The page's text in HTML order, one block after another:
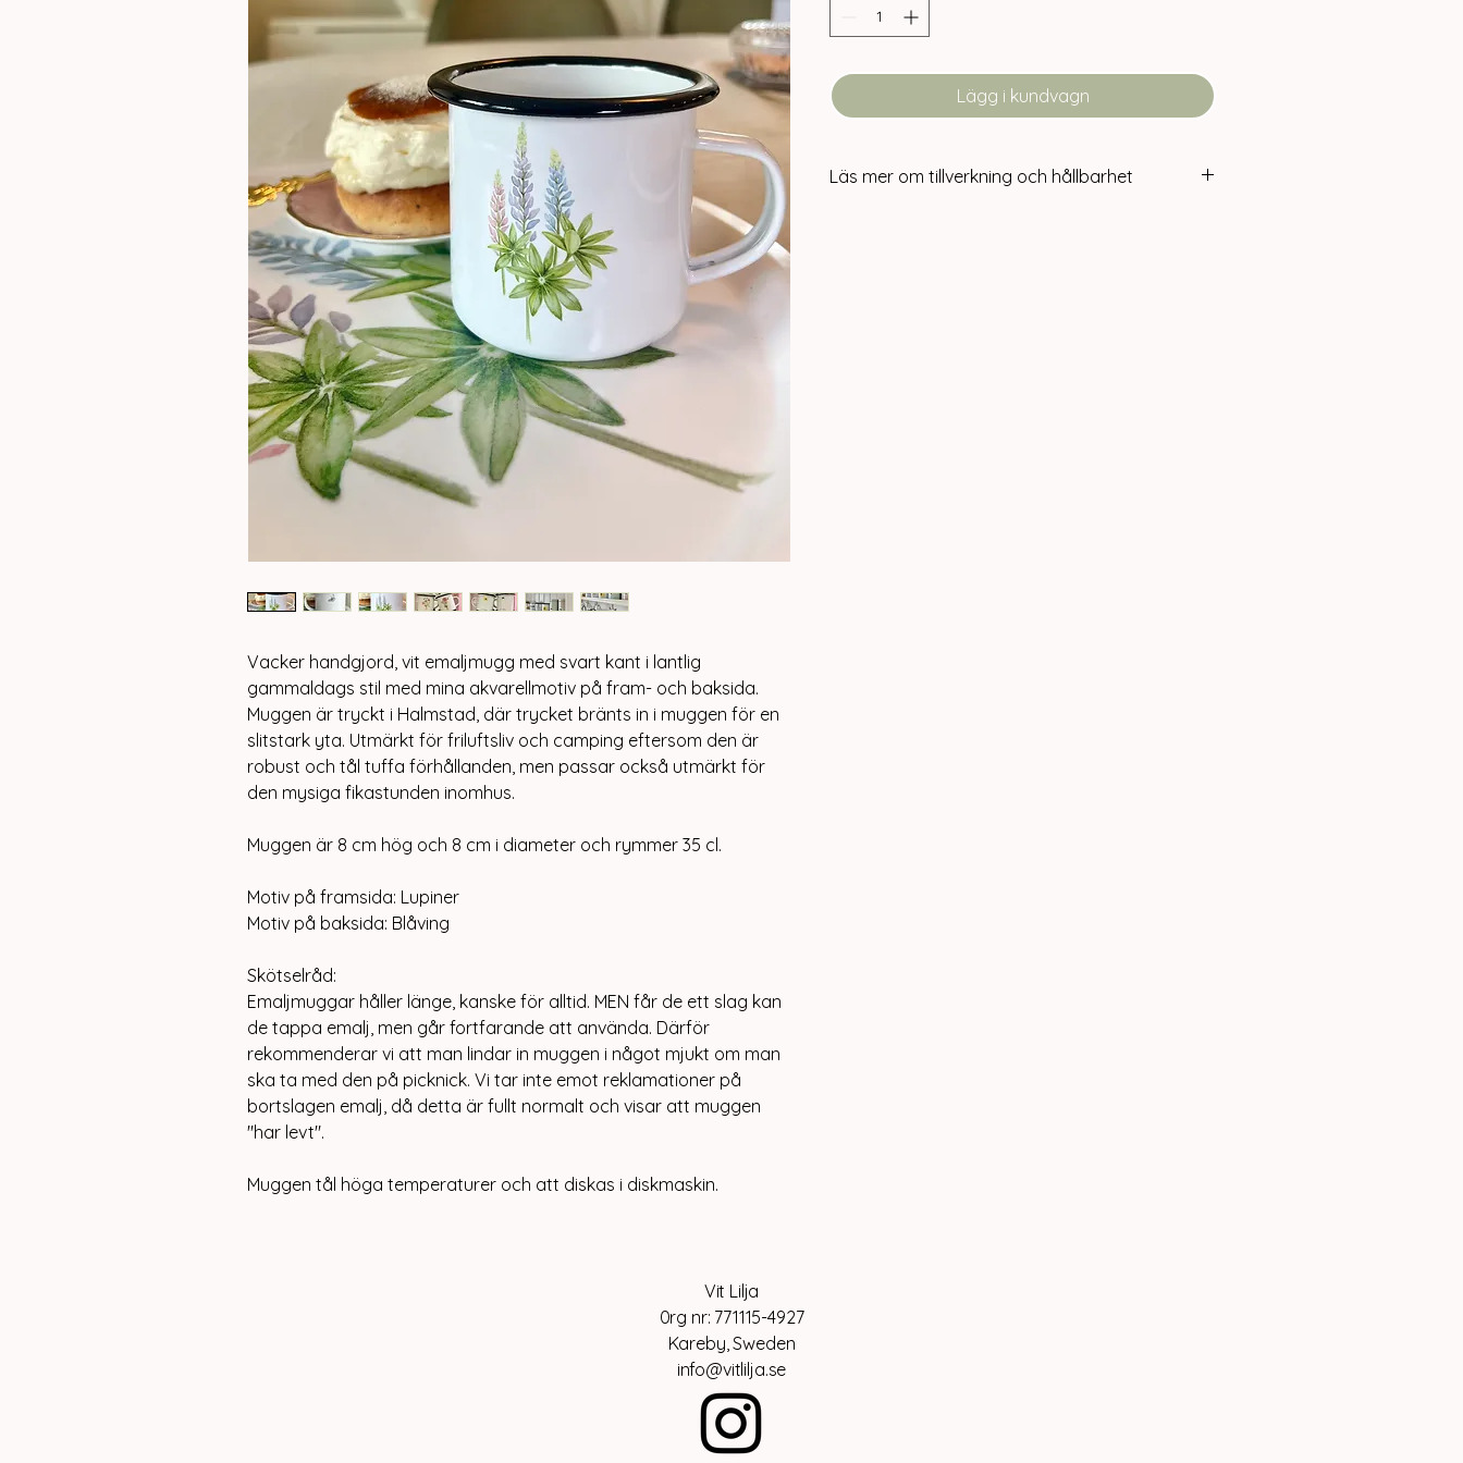
Vacker handgjord, vit emaljmugg med svart kant i lantlig
gammaldags stil med mina akvarellmotiv på fram- och baksida.
Muggen är tryckt i Halmstad, där trycket bränts in i muggen för en
slitstark yta. Utmärkt för friluftsliv och camping eftersom den är
robust och tål tuffa förhållanden, men passar också utmärkt för
den mysiga fikastunden inomhus.
Muggen är 8 cm hög och 8 cm i diameter och rymmer 35 cl.
Motiv på framsida: Lupiner
Motiv på baksida: Blåving
Skötselråd:
Emaljmuggar håller länge, kanske för alltid. MEN får de ett slag kan
de tappa emalj, men går fortfarande att använda. Därför
rekommenderar vi att man lindar in muggen i något mjukt om man
ska ta med den på picknick. Vi tar inte emot reklamationer på
bortslagen emalj, då detta är fullt normalt och visar att muggen
"har levt".
Muggen tål höga temperaturer och att diskas i diskmaskin.
Lägg i kundvagn
Läs mer om tillverkning och hållbarhet
Vit Lilja
0rg nr: 771115-4927
Kareby, Sweden
info@vitlilja.se